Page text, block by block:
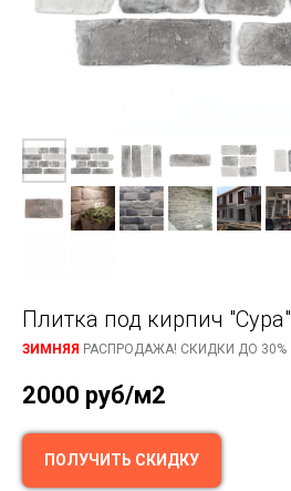
Плитка под кирпич "Сура"
ЗИМНЯЯ РАСПРОДАЖА! СКИДКИ ДО 30%
2000 руб/м2
ПОЛУЧИТЬ СКИДКУ